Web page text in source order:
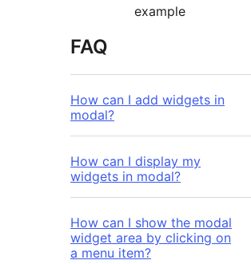
example
FAQ
How can I add widgets in
modal?
How can I display my
widgets in modal?
How can I show the modal
widget area by clicking on
a menu item?